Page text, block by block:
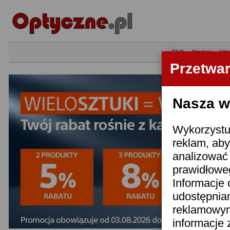
Nasza
reklam,
Informacje
informacje
•FAQ•Szukaj•